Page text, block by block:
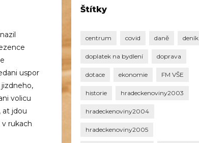
uspor
volicu
at jdou
rukach
Štítky
centrum covid daně deník
doplatek na bydlení doprava
dotace ekonomie FM VŠE
historie hradeckenoviny2003
hradeckenoviny2004
hradeckenoviny2005